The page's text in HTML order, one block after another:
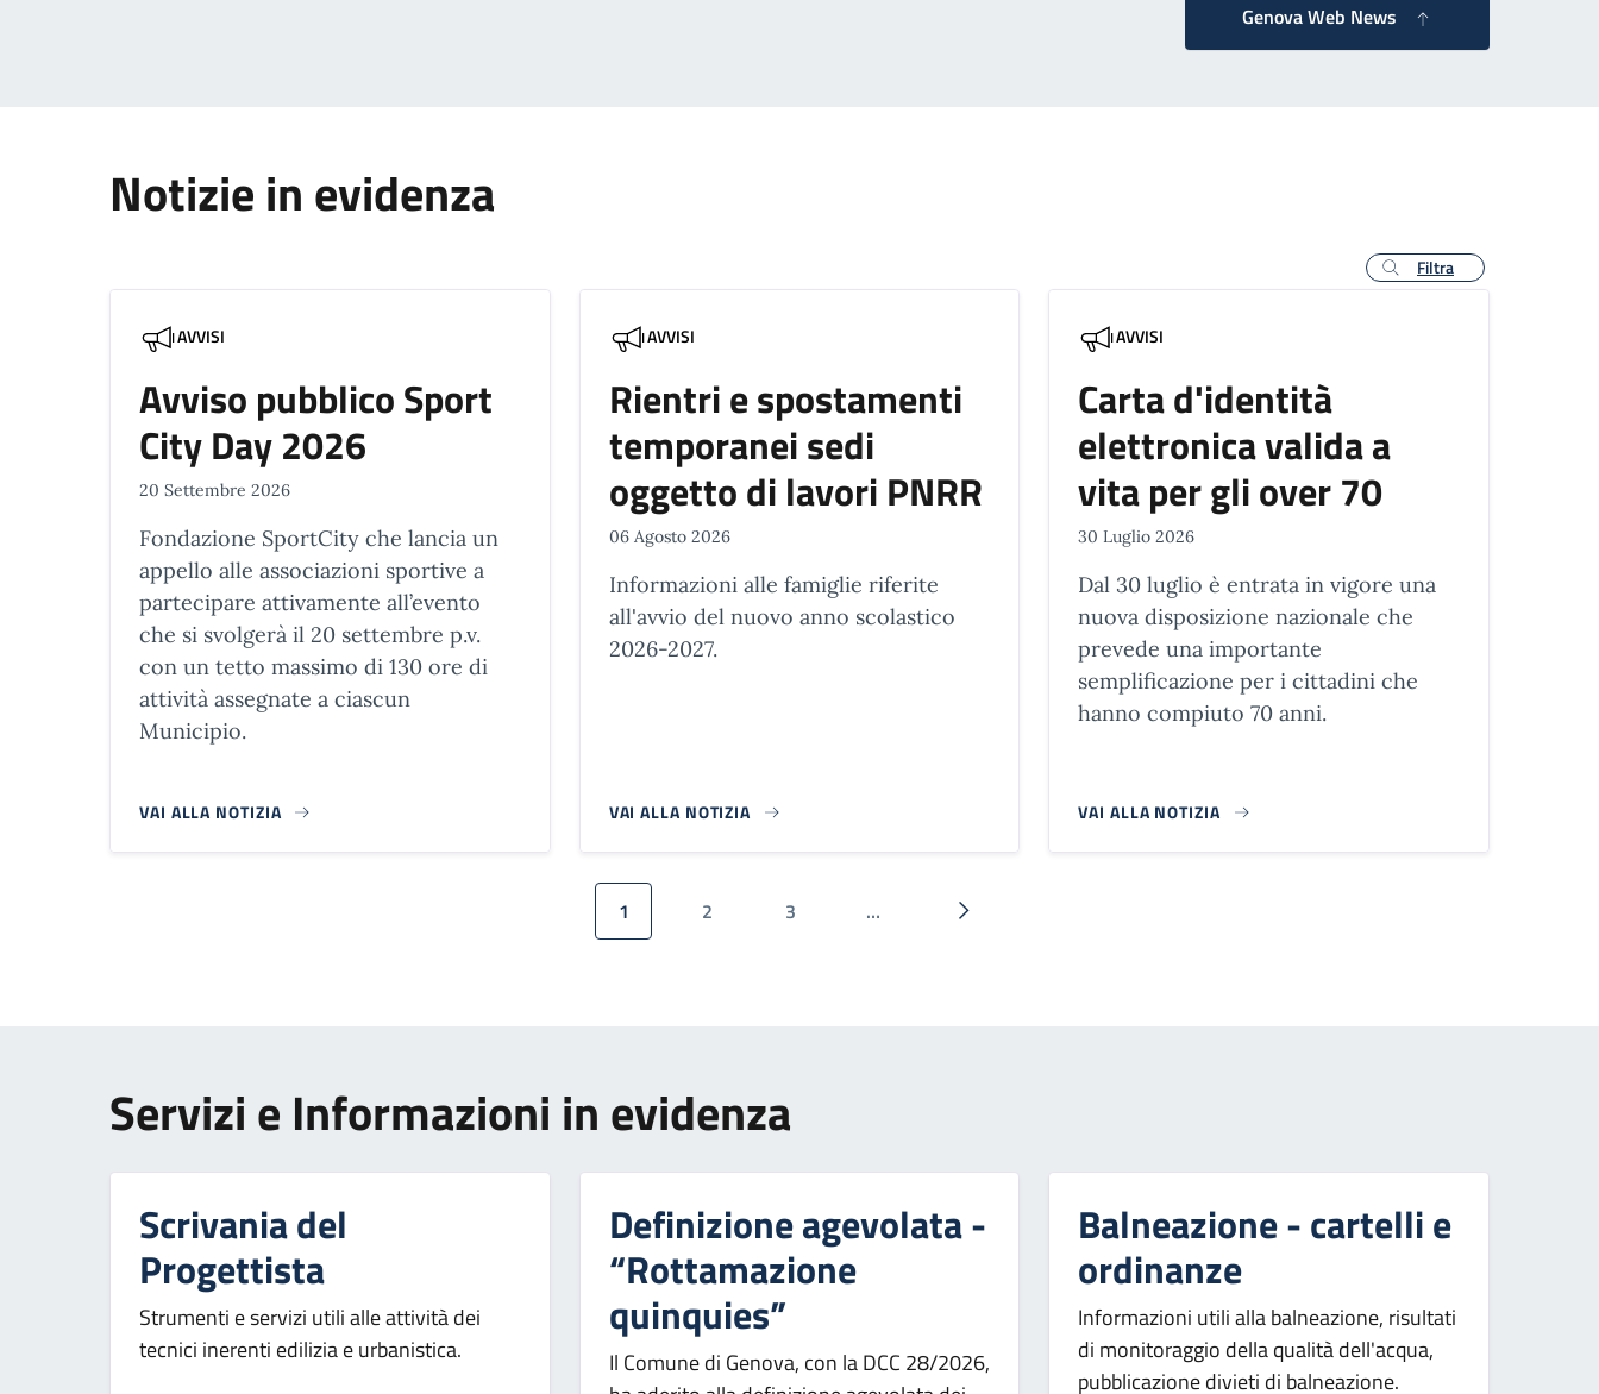
Genova Web News
Notizie in evidenza
Filtra
AVVISI
Avviso pubblico Sport
City Day 2026
20 Settembre 2026
Fondazione SportCity che lancia un
appello alle associazioni sportive a
partecipare attivamente all’evento
che si svolgerà il 20 settembre p.v.
con un tetto massimo di 130 ore di
attività assegnate a ciascun
Municipio.
VAI ALLA NOTIZIA
AVVISI
Rientri e spostamenti
temporanei sedi
oggetto di lavori PNRR
06 Agosto 2026
Informazioni alle famiglie riferite
all'avvio del nuovo anno scolastico
2026-2027.
VAI ALLA NOTIZIA
AVVISI
Carta d'identità
elettronica valida a
vita per gli over 70
30 Luglio 2026
Dal 30 luglio è entrata in vigore una
nuova disposizione nazionale che
prevede una importante
semplificazione per i cittadini che
hanno compiuto 70 anni.
VAI ALLA NOTIZIA
Pagina attuale
1 Pagina
2 Pagina
3 … Pagina successiva
Servizi e Informazioni in evidenza
Scrivania del
Progettista
Strumenti e servizi utili alle attività dei
tecnici inerenti edilizia e urbanistica.
Definizione agevolata -
“Rottamazione
quinquies”
Il Comune di Genova, con la DCC 28/2026,
Balneazione - cartelli e
ordinanze
Informazioni utili alla balneazione, risultati
di monitoraggio della qualità dell'acqua,
pubblicazione divieti di balneazione.